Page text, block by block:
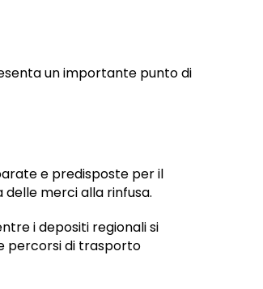
un importante punto di
e predisposte per il
merci alla rinfusa.
i depositi regionali si
percorsi di trasporto